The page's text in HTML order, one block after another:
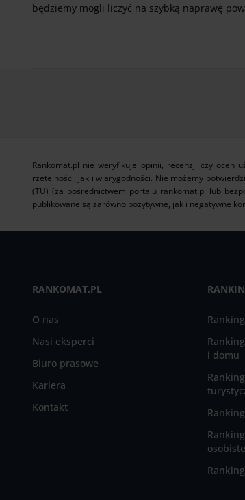
będziemy mogli liczyć na szybką naprawę
Rankomat.pl nie weryfikuje opinii, recenzji czy ocen
rzetelności, jak i wiarygodności. Nie możemy
(TU) (za pośrednictwem portalu rankomat.pl lub
publikowane są zarówno pozytywne, jak i negatywne
RANKOMAT.PL
O nas
Nasi eksperci
Biuro prasowe
Kariera
Kontakt
i domu